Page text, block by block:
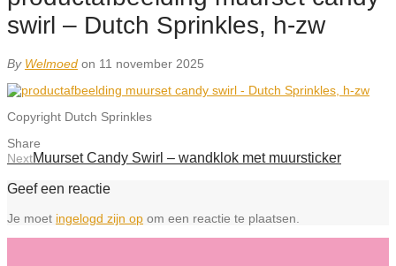
swirl – Dutch Sprinkles, h-zw
By Welmoed on 11 november 2025
Copyright Dutch Sprinkles
Share
NextMuurset Candy Swirl – wandklok met muursticker
Geef een reactie
Je moet ingelogd zijn op om een reactie te plaatsen.